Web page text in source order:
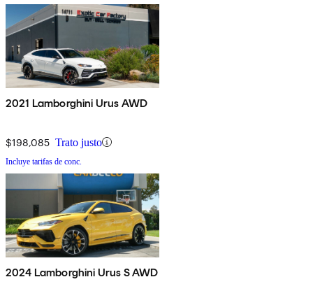
2021 Lamborghini Urus AWD
$198,085 Trato justo
Incluye tarifas de conc.
2024 Lamborghini Urus S AWD